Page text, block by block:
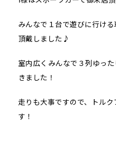
みんなで１台で遊びに行け
頂戴しました♪
室内広くみんなで３列ゆっ
きました！
走りも大事ですので、トル
す！